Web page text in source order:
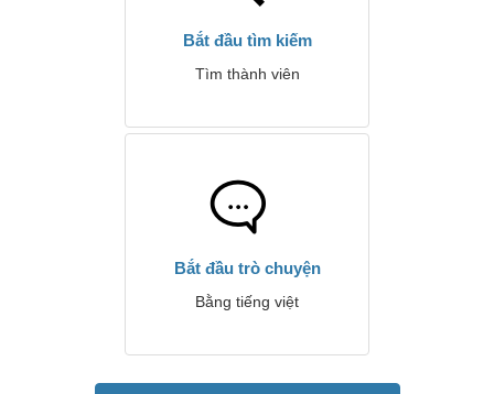
Bắt đầu tìm kiếm
Tìm thành viên
Bắt đầu trò chuyện
Bằng tiếng việt